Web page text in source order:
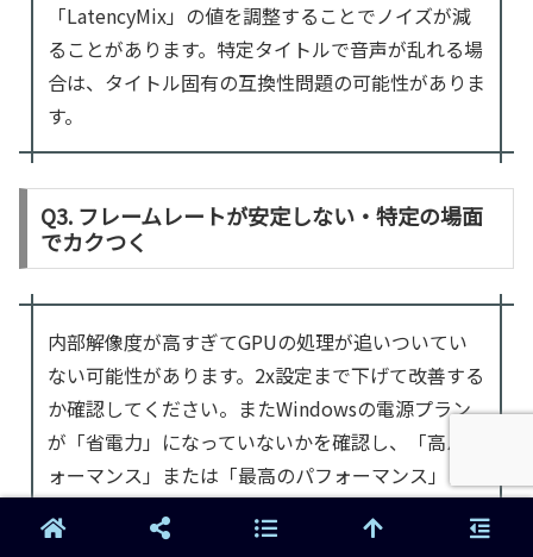
「LatencyMix」の値を調整することでノイズが減
ることがあります。特定タイトルで音声が乱れる場
合は、タイトル固有の互換性問題の可能性がありま
す。
Q3. フレームレートが安定しない・特定の場面
でカクつく
内部解像度が高すぎてGPUの処理が追いついてい
ない可能性があります。2x設定まで下げて改善する
か確認してください。またWindowsの電源プラン
が「省電力」になっていないかを確認し、「高パフ
ォーマンス」または「最高のパフォーマンス」に変